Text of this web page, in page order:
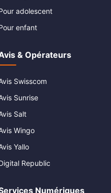
adolescent
enfant
& Opérateurs
Swisscom
Sunrise
Salt
Wingo
Yallo
Republic
Numériques